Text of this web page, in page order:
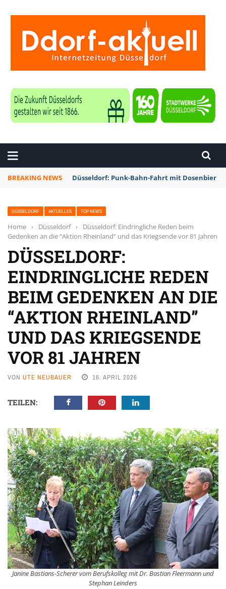
BREAKING NEWS Düsseldorf: Punk-Bahn-Fahrt mit Dosenbier
DÜSSELDORF AKTUELLES TOP NEWS
Home › Düsseldorf ›
Düsseldorf: Eindringliche Reden beim
Gedenken an die “Aktion Rheinland” und das Kriegsende vor 81 Jahren
DÜSSELDORF:
EINDRINGLICHE REDEN
BEIM GEDENKEN AN DIE
“AKTION RHEINLAND”
UND DAS KRIEGSENDE
VOR 81 JAHREN
VON UTE NEUBAUER 16. APRIL 2026
TEILEN:
Janine Bastians-Scherer vom Berufskolleg mit Dr. Bastian Fleermann und
Stephan Leinders